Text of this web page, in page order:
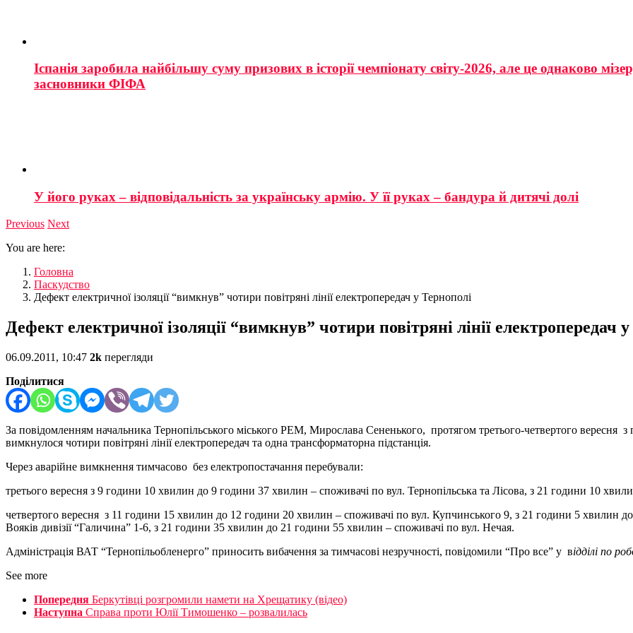
Іспанія заробила найбільшу суму призових в історії чемпіонату світу-2026, але це однаково
засновники ФІФА
У його руках – відповідальність за українську армію. У її руках – бандура й дитячі долі
Previous Next
You are here:
Головна
Паскудство
Дефект електричної ізоляції “вимкнув” чотири повітряні лінії електропередач у Тернополі
Дефект електричної ізоляції “вимкнув” чотири повітряні лінії електропередач
06.09.2011, 10:47 2k перегляди
Поділитися
За повідомленням начальника Тернопільського міського РЕМ, Мирослава Сененького, протягом третього-четвертого вересня з
вимкнулося чотири повітряні лінії електропередач та одна трансформаторна підстанція.
Через аварійне вимкнення тимчасово без електропостачання перебували:
третього вересня з 9 години 10 хвилин до 9 години 37 хвилин – споживачі по вул. Тернопільська та Лісова, з 21 години 10
четвертого вересня з 11 години 15 хвилин до 12 години 20 хвилин – споживачі по вул. Купчинського 9, з 21 години 5 хвилин
Вояків дивізії “Галичина” 1-6, з 21 години 35 хвилин до 21 години 55 хвилин – споживачі по вул. Нечая.
Адміністрація ВАТ “Тернопільобленерго” приносить вибачення за тимчасові незручності, повідомили “Про все” у відділі по
See more
Попередня Беркутівці розгромили намети на Хрещатику (відео)
Наступна Справа проти Юлії Тимошенко – розвалилась